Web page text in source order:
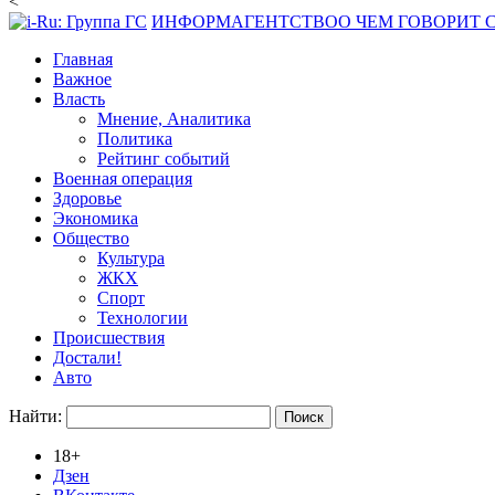
ИНФОРМАГЕНТСТВОО ЧЕМ ГОВОРИТ
Главная
Важное
Власть
Мнение, Аналитика
Политика
Рейтинг событий
Военная операция
Здоровье
Экономика
Общество
Культура
ЖКХ
Спорт
Технологии
Происшествия
Достали!
Авто
Найти:
18+
Дзен